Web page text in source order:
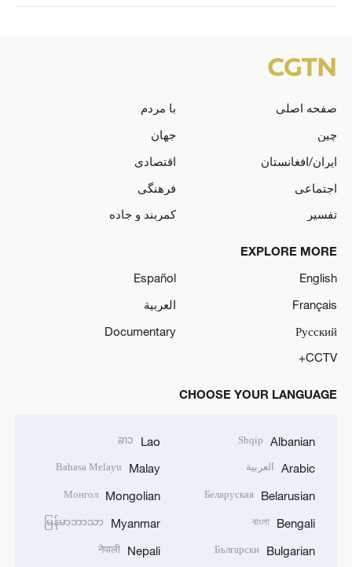
صفحه اصلی
با مردم
چین
جهان
ایران/افغانستان
اقتصادی
اجتماعی
فرهنگی
تفسیر
کمربند و جاده
EXPLORE MORE
English
Español
Français
العربية
Русский
Documentary
CCTV+
CHOOSE YOUR LANGUAGE
Albanian
Shqip
Arabic العربية
Belarusian
Беларуская
Bengali
বাংলা
Bulgarian
Български
Lao
ລາວ
Malay
Bahasa Melayu
Mongolian
Монгол
Myanmar
မြန်မာဘာသာ
Nepali
नेपाली